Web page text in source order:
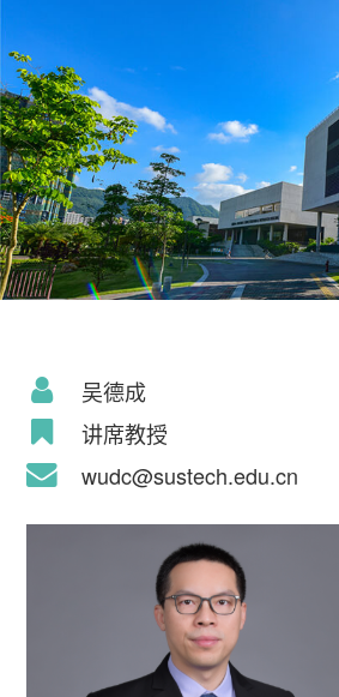
吴德成
讲席教授
wudc@sustech.edu.cn